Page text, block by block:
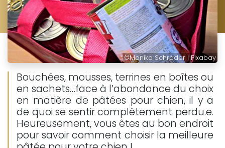
©Monika Schröder | Pixabay
Bouchées, mousses, terrines en boîtes ou
en sachets…face à l’abondance du choix
en matière de pâtées pour chien, il y a
de quoi se sentir complètement perdu.e.
Heureusement, vous êtes au bon endroit
pour savoir comment choisir la meilleure